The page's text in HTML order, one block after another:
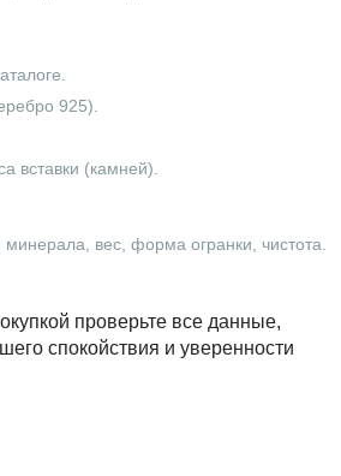
925).
вставки (камней).
вес, форма огранки, чистота.
проверьте все данные,
спокойствия и уверенности